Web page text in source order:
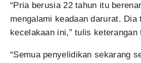
“Pria berusia 22 tahun itu
mengalami keadaan darurat. Dia
kecelakaan ini,” tulis keterangan
“Semua penyelidikan sekarang